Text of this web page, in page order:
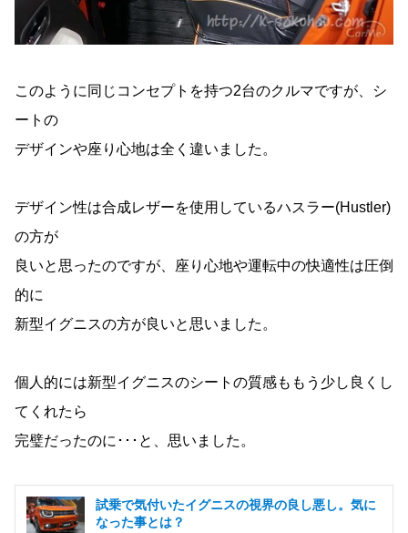
このように同じコンセプトを持つ2台のクルマですが、シ
ートの
デザインや座り心地は全く違いました。
デザイン性は合成レザーを使用しているハスラー(Hustler)
の方が
良いと思ったのですが、座り心地や運転中の快適性は圧倒
的に
新型イグニスの方が良いと思いました。
個人的には新型イグニスのシートの質感ももう少し良くし
てくれたら
完璧だったのに･･･と、思いました。
試乗で気付いたイグニスの視界の良し悪し。気に
なった事とは？